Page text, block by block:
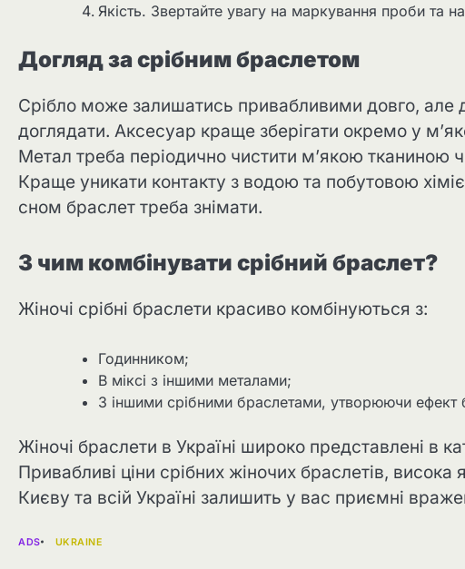
Якість. Звертайте увагу на маркування проби та
Догляд за срібним браслетом
Срібло може залишатись привабливими довго, але
доглядати. Аксесуар краще зберігати окремо у
Метал треба періодично чистити м’якою тканиною
Краще уникати контакту з водою та побутовою
сном браслет треба знімати.
З чим комбінувати срібний браслет?
Жіночі срібні браслети красиво комбінуються з:
Годинником;
В міксі з іншими металами;
З іншими срібними браслетами, утворюючи ефект
Жіночі браслети в Україні широко представлені в
Привабливі ціни срібних жіночих браслетів,
Києву та всій Україні залишить у вас приємні
ADS UKRAINE